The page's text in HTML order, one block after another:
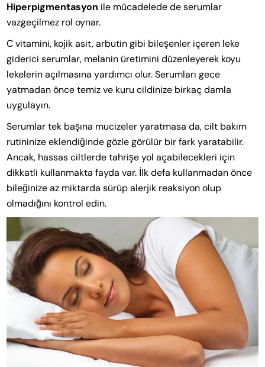
Hiperpigmentasyon ile mücadelede de serumlar
vazgeçilmez rol oynar.
C vitamini, kojik asit, arbutin gibi bileşenler içeren leke
giderici serumlar, melanin üretimini düzenleyerek koyu
lekelerin açılmasına yardımcı olur. Serumları gece
yatmadan önce temiz ve kuru cildinize birkaç damla
uygulayın.
Serumlar tek başına mucizeler yaratmasa da, cilt bakım
rutininize eklendiğinde gözle görülür bir fark yaratabilir.
Ancak, hassas ciltlerde tahrişe yol açabilecekleri için
dikkatli kullanmakta fayda var. İlk defa kullanmadan önce
bileğinize az miktarda sürüp alerjik reaksiyon olup
olmadığını kontrol edin.